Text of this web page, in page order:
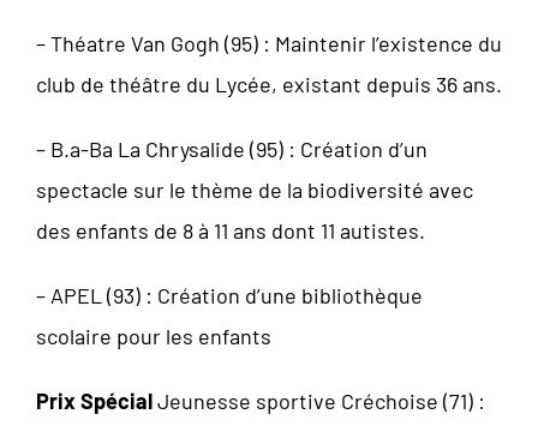
– Théatre Van Gogh (95) : Maintenir l’existence du
club de théâtre du Lycée, existant depuis 36 ans.
– B.a-Ba La Chrysalide (95) : Création d’un
spectacle sur le thème de la biodiversité avec
des enfants de 8 à 11 ans dont 11 autistes.
– APEL (93) : Création d’une bibliothèque
scolaire pour les enfants
Prix SpécialJeunesse sportive Créchoise (71) :